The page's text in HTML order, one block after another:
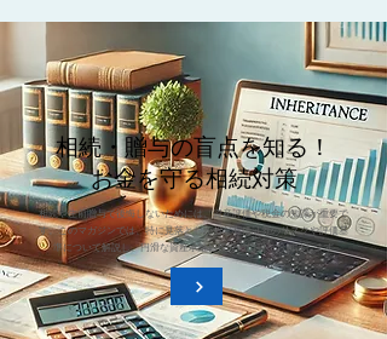
相続・贈与の盲点を知る！
お金を守る相続対策
相続や生前贈与で後悔しないためには、資産評価や税金の知識が重要で
す。このマガジンでは、特に見落としがちな有価証券のリスクや評価基
準について解説し、円滑な資産承継に役立つ情報をお届けします